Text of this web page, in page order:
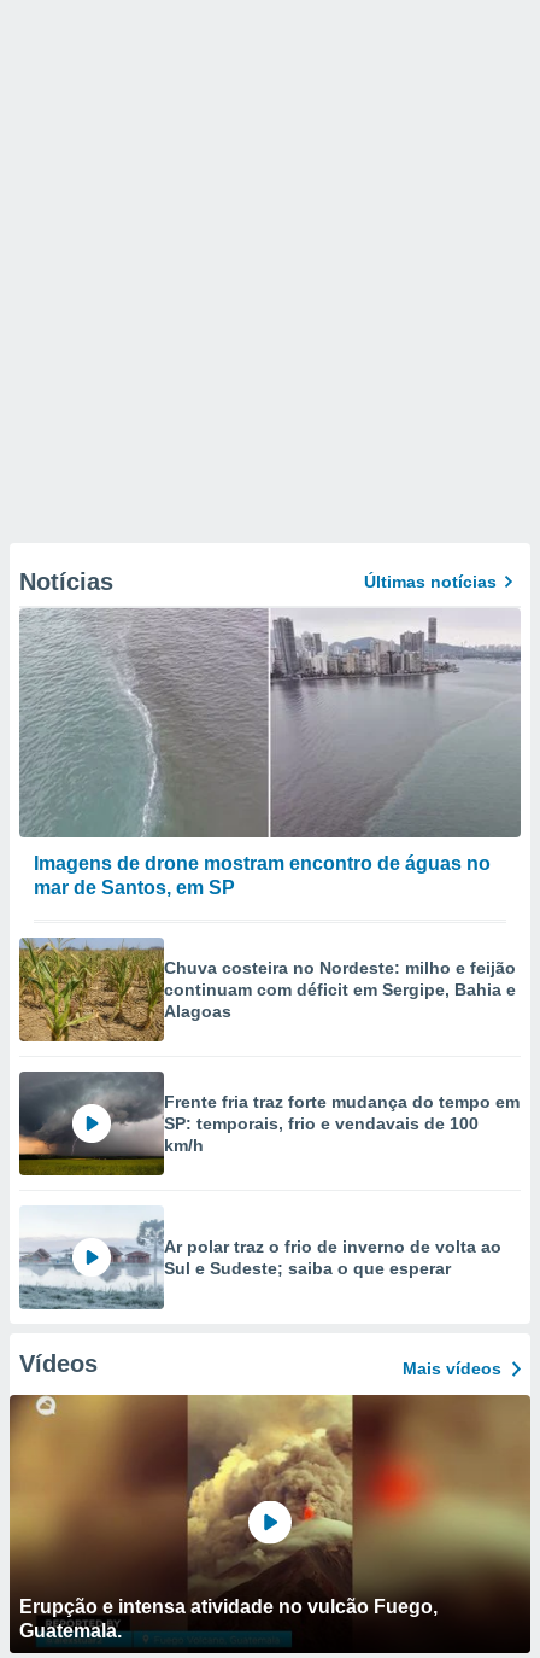
Notícias Últimas notícias
Imagens de drone mostram encontro de águas no
mar de Santos, em SP
Chuva costeira no Nordeste: milho e feijão
continuam com déficit em Sergipe, Bahia e
Alagoas
Frente fria traz forte mudança do tempo em
SP: temporais, frio e vendavais de 100
km/h
Ar polar traz o frio de inverno de volta ao
Sul e Sudeste; saiba o que esperar
Vídeos Mais vídeos
Erupção e intensa atividade no vulcão Fuego,
Guatemala.